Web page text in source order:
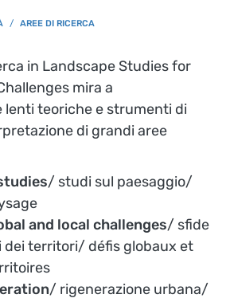
AREE DI RICERCA
in Landscape Studies for
mira a
teoriche e strumenti di
di grandi aree
/ studi sul paesaggio/
and local challenges/ sfide
dei territori/ défis globaux et
/ rigenerazione urbana/